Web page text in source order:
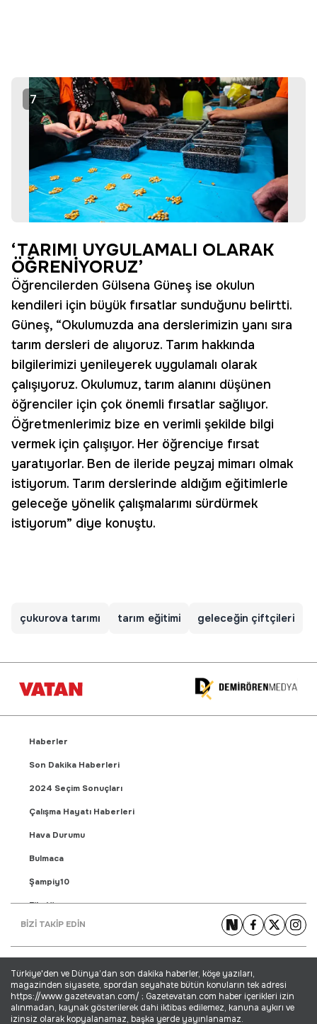
7
‘TARIMI UYGULAMALI OLARAK
ÖĞRENİYORUZ’
Öğrencilerden Gülsena Güneş ise okulun
kendileri için büyük fırsatlar sunduğunu belirtti.
Güneş, “Okulumuzda ana derslerimizin yanı sıra
tarım dersleri de alıyoruz. Tarım hakkında
bilgilerimizi yenileyerek uygulamalı olarak
çalışıyoruz. Okulumuz, tarım alanını düşünen
öğrenciler için çok önemli fırsatlar sağlıyor.
Öğretmenlerimiz bize en verimli şekilde bilgi
vermek için çalışıyor. Her öğrenciye fırsat
yaratıyorlar. Ben de ileride peyzaj mimarı olmak
istiyorum. Tarım derslerinde aldığım eğitimlerle
geleceğe yönelik çalışmalarımı sürdürmek
istiyorum” diye konuştu.
çukurova tarımı tarım eğitimi geleceğin çiftçileri
Haberler
Son Dakika Haberleri
2024 Seçim Sonuçları
Çalışma Hayatı Haberleri
Hava Durumu
Bulmaca
Şampiy10
Fikstür
Puan Durumu
Yaşam Haberleri
Ekonomi Haberleri
BİZİ TAKİP EDİN
Türkiye'den ve Dünya’dan son dakika haberler, köşe yazıları,
magazinden siyasete, spordan seyahate bütün konuların tek adresi
https://www.gazetevatan.com/ ; Gazetevatan.com haber içerikleri izin
alınmadan, kaynak gösterilerek dahi iktibas edilemez, kanuna aykırı ve
izinsiz olarak kopyalanamaz, başka yerde yayınlanamaz.